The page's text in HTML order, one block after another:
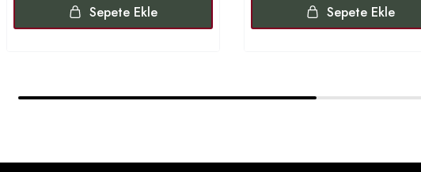
Sepete Ekle Sepete Ekle